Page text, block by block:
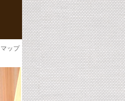
ップ